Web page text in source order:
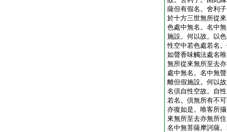
薩但有假名。舍利
於十方三世無所從
色處中無名。名中
施設。何以故。以
性空中若色處若名
如聲香味觸法處名
無所從來無所至去
處中無名。名中無
離但假施設。何以
名倶自性空故。自
若名。倶無所有不
亦復如是。唯客所
來無所至去亦無所
名中無菩薩摩訶薩